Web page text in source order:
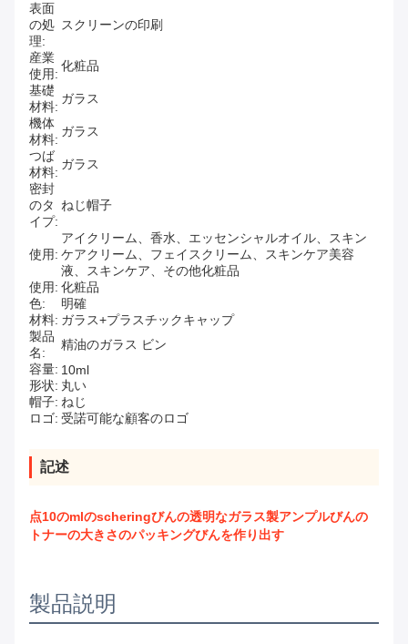
表面
の処
理:
スクリーンの印刷
産業
使用:
化粧品
基礎
材料:
ガラス
機体
材料:
ガラス
つば
材料:
ガラス
密封
のタ
イプ:
ねじ帽子
使用:
アイクリーム、香水、エッセンシャルオイル、スキン
ケアクリーム、フェイスクリーム、スキンケア美容
液、スキンケア、その他化粧品
使用: 化粧品
色:
明確
材料: ガラス+プラスチックキャップ
製品
名:
精油のガラス ビン
容量: 10ml
形状: 丸い
帽子: ねじ
ロゴ: 受諾可能な顧客のロゴ
記述
点10のmlのscheringびんの透明なガラス製アンプルびんの
トナーの大きさのパッキングびんを作り出す
製品説明